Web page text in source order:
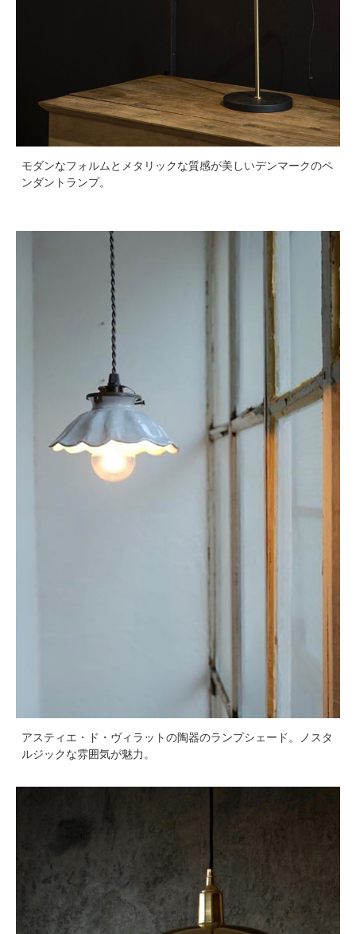
モダンなフォルムとメタリックな質感が美しいデンマークのペ
ンダントランプ。
アスティエ・ド・ヴィラットの陶器のランプシェード。ノスタ
ルジックな雰囲気が魅力。